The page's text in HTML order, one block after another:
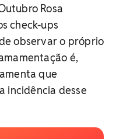
Rosa
check-ups
observar o próprio
é,
que
incidência desse